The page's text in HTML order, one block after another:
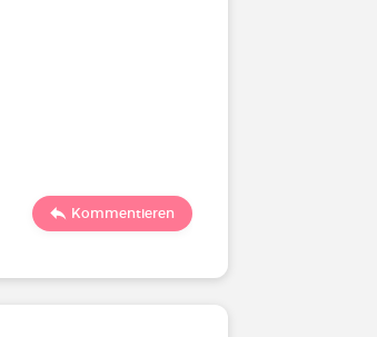
Kommentieren